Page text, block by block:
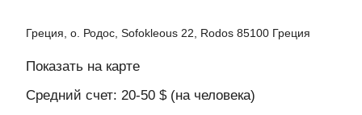
Греция, о. Родос, Sofokleous 22, Rodos 85100 Греция
Показать на карте
Средний счет: 20-50 $ (на человека)